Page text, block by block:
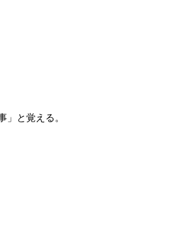
」と覚える。